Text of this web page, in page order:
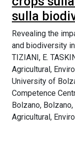
sulla
Revealing the
and biodiversity in
TIZIANI, E.
Agricultural,
University of
Competence
Bolzano,
Agricultural,